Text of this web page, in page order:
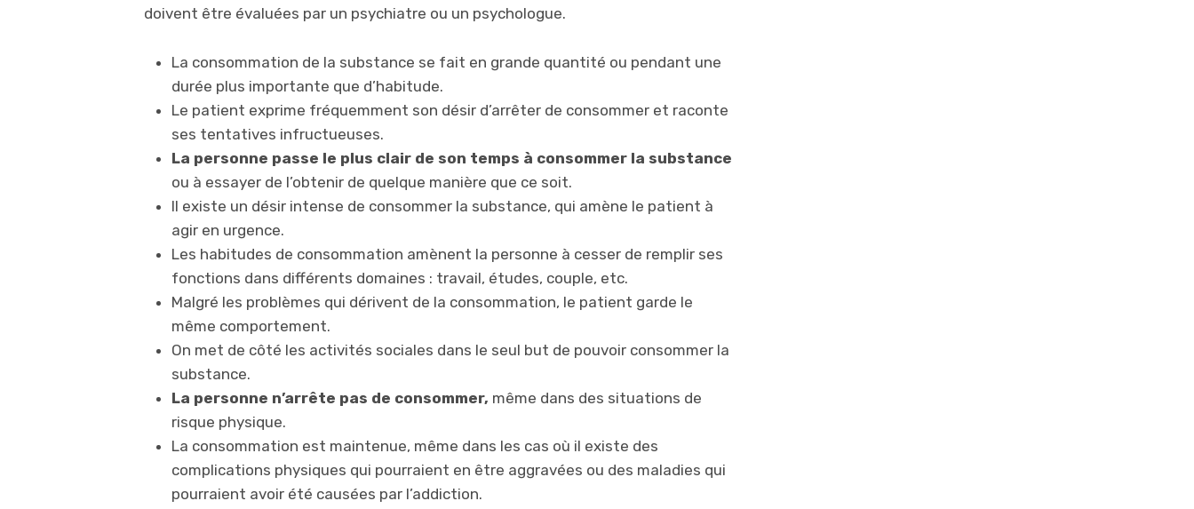
doivent être évaluées par un psychiatre ou un psychologue.
La consommation de la substance se fait en grande quantité ou pendant une
durée plus importante que d’habitude.
Le patient exprime fréquemment son désir d’arrêter de consommer et raconte
ses tentatives infructueuses.
La personne passe le plus clair de son temps à consommer la substance
ou à essayer de l’obtenir de quelque manière que ce soit.
Il existe un désir intense de consommer la substance, qui amène le patient à
agir en urgence.
Les habitudes de consommation amènent la personne à cesser de remplir ses
fonctions dans différents domaines : travail, études, couple, etc.
Malgré les problèmes qui dérivent de la consommation, le patient garde le
même comportement.
On met de côté les activités sociales dans le seul but de pouvoir consommer la
substance.
La personne n’arrête pas de consommer, même dans des situations de
risque physique.
La consommation est maintenue, même dans les cas où il existe des
complications physiques qui pourraient en être aggravées ou des maladies qui
pourraient avoir été causées par l’addiction.